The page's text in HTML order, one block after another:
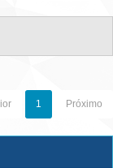
1 Próximo